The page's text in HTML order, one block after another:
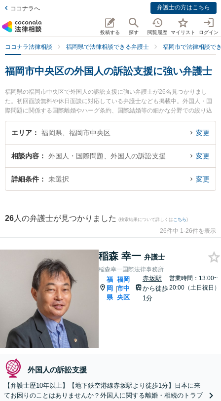
ココナラへ 弁護士の方はこちら
投稿する 探す 閲覧履歴 マイリスト ログイン
ココナラ法律相談 福岡県で法律相談できる弁護士 福岡市で法律相談で
福岡市中央区の外国人の訴訟支援に強い弁護士
福岡県の福岡市中央区で外国人の訴訟支援に強い弁護士が26名見つかりまし
た。初回面談無料や休日面談に対応している弁護士なども掲載中。外国人・国
際問題に関係する国際離婚やハーグ条約、国際結婚等の細かな分野での絞り込
み検索もでき便利です。特に稲森幸一国際法律事務所の稲森 幸一弁護士や法律
事務所盛一の盛 一也弁護士、大谷法律事務所の大谷 有紀弁護士のプロフィール
『外国人の訴訟支援のトラブル解決の実績豊富な近くの弁護士を検索したい』
『初回相談無料で外国人の訴訟支援を法律相談できる福岡市中央区内の弁護士
に相談予約したい』などでお困りの相談者さんにおすすめです。
エリア 福岡県、福岡市中央区 変更
相談内容 外国人・国際問題、外国人の訴訟支援 変更
詳細条件 未選択 変更
26 人の弁護士が見つかりました (検索結果について詳しくは こちら)
26件中 1-26件を表示
稲森 幸一 弁護士
稲森幸一国際法律事務所
福
岡
県
|
福岡
市中
央区
赤坂駅
から徒歩
1分
営業時間：13:00~
20:00（土日祝日）
外国人の訴訟支援
【弁護士歴10年以上】【地下鉄空港線赤坂駅より徒歩1分】日本に来
てお困りのことはありませんか？外国人に関する離婚・相続のトラブ